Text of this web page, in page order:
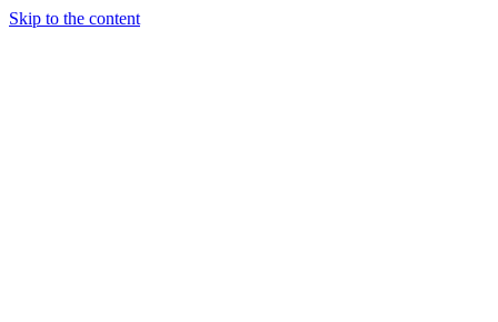
Skip to the content